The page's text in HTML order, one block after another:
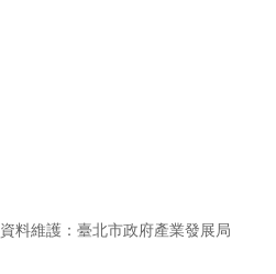
資料維護：臺北市政府產業發展局